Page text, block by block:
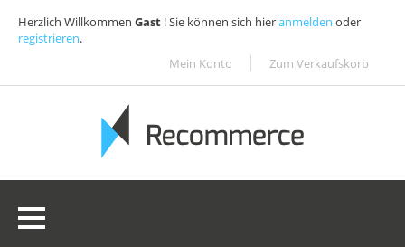
Herzlich Willkommen Gast ! Sie können sich hieranmelden oder
registrieren.
Mein Konto
Zum Verkaufskorb